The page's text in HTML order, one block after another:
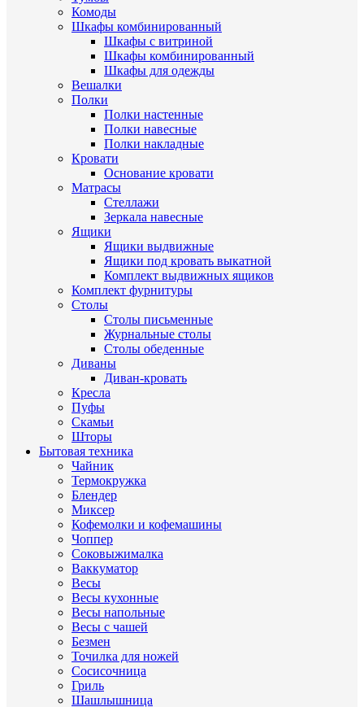
Комоды
Шкафы комбинированный
Шкафы с витриной
Шкафы комбинированный
Шкафы для одежды
Вешалки
Полки
Полки настенные
Полки навесные
Полки накладные
Кровати
Основание кровати
Матрасы
Стеллажи
Зеркала навесные
Ящики
Ящики выдвижные
Ящики под кровать выкатной
Комплект выдвижных ящиков
Комплект фурнитуры
Столы
Столы письменные
Журнальные cтолы
Столы обеденные
Диваны
Диван-кровать
Кресла
Пуфы
Скамьи
Шторы
Бытовая техника
Чайник
Термокружка
Блендер
Миксер
Кофемолки и кофемашины
Чоппер
Соковыжималка
Ваккуматор
Весы
Весы кухонные
Весы напольные
Весы с чашей
Безмен
Точилка для ножей
Сосисочница
Гриль
Шашлышница